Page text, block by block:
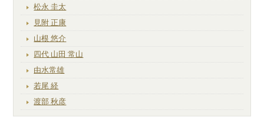
松永 圭太
見附 正康
山根 悠介
四代 山田 常山
由水常雄
若尾 経
渡部 秋彦